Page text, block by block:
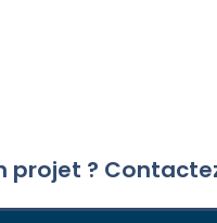
projet ?